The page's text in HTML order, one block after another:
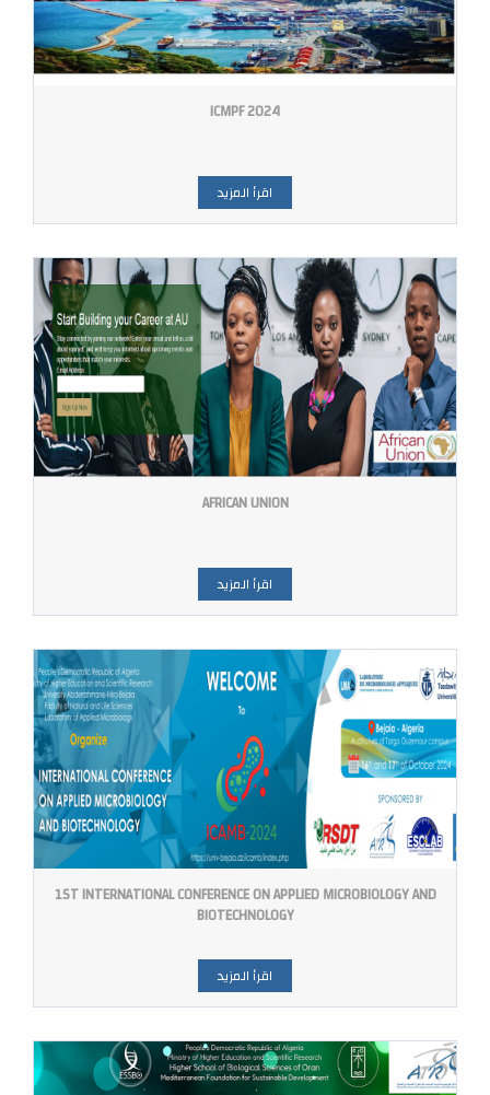
ICMPF 2024
اقرأ المزيد
AFRICAN UNION
اقرأ المزيد
1ST INTERNATIONAL CONFERENCE ON APPLIED MICROBIOLOGY AND
BIOTECHNOLOGY
اقرأ المزيد